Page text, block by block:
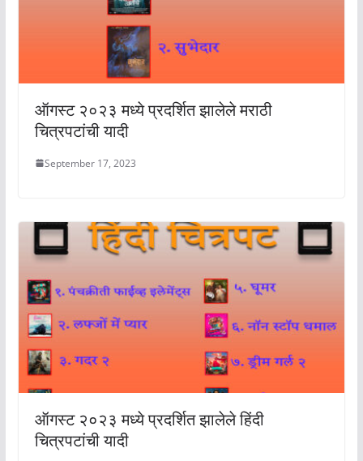
ऑगस्ट २०२३ मध्ये प्रदर्शित झालेले मराठी
चित्रपटांची यादी
September 17, 2023
ऑगस्ट २०२३ मध्ये प्रदर्शित झालेले हिंदी
चित्रपटांची यादी